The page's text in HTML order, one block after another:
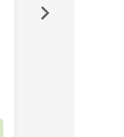
Venado Tuerto